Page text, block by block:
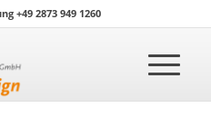
+49 2873 949 1260